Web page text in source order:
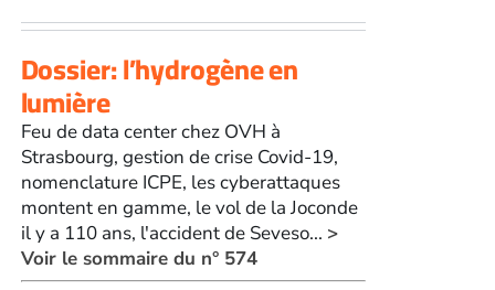
Dossier: l’hydrogène en
lumière
Feu de data center chez OVH à
Strasbourg, gestion de crise Covid-19,
nomenclature ICPE, les cyberattaques
montent en gamme, le vol de la Joconde
il y a 110 ans, l'accident de Seveso... >
Voir le sommaire du n° 574